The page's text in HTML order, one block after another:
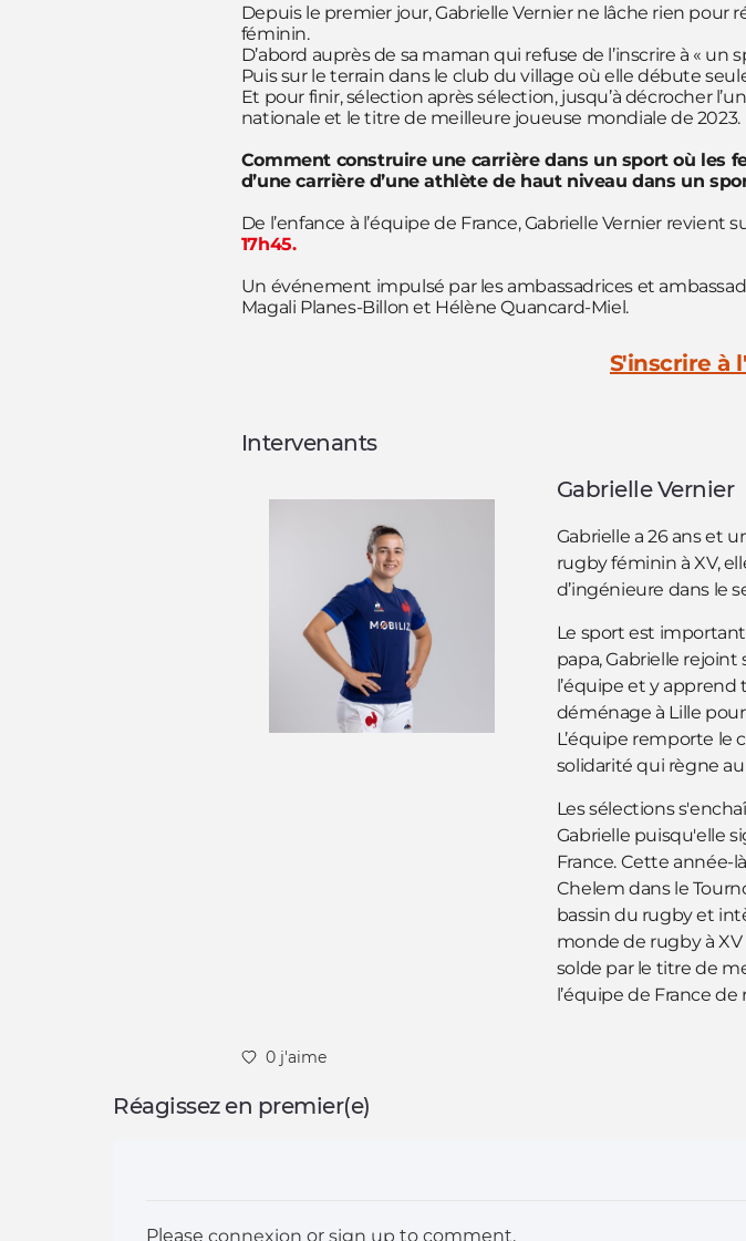
Depuis le premier jour, Gabrielle Vernier ne lâche rien pour
féminin.
D’abord auprès de sa maman qui refuse de l’inscrire à « un
Puis sur le terrain dans le club du village où elle débute
Et pour finir, sélection après sélection, jusqu’à décrocher
nationale et le titre de meilleure joueuse mondiale de 2023.
Comment construire une carrière dans un sport où les
d’une carrière d’une athlète de haut niveau dans un
De l’enfance à l’équipe de France, Gabrielle Vernier revient
17h45.
Un événement impulsé par les ambassadrices et
Magali Planes-Billon et Hélène Quancard-Miel.
S'inscrire à
Intervenants
Gabrielle Vernier
Gabrielle a 26 ans et
rugby féminin à XV,
d’ingénieure dans le
Le sport est important
papa, Gabrielle rejoint
l’équipe et y
déménage à Lille
L’équipe remporte le
solidarité qui règne
Les sélections
Gabrielle puisqu'elle
France. Cette année-
Chelem dans le
bassin du rugby et
monde de rugby à XV
solde par le titre de
l’équipe de France
0 j'aime
Réagissez en premier(e)
Please connexion or sign up to comment.